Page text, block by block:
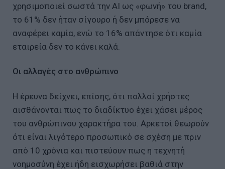
χρησιμοποιεί σωστά την AI ως «φωνή» του brand,
το 61% δεν ήταν σίγουρο ή δεν μπόρεσε να
αναφέρει καμία, ενώ το 16% απάντησε ότι καμία
εταιρεία δεν το κάνει καλά.
Οι αλλαγές στο ανθρώπινο
Η έρευνα δείχνει, επίσης, ότι πολλοί χρήστες
αισθάνονται πως το διαδίκτυο έχει χάσει μέρος
του ανθρώπινου χαρακτήρα του. Αρκετοί θεωρούν
ότι είναι λιγότερο προσωπικό σε σχέση με πριν
από 10 χρόνια και πιστεύουν πως η τεχνητή
νοημοσύνη έχει ήδη εισχωρήσει βαθιά στην